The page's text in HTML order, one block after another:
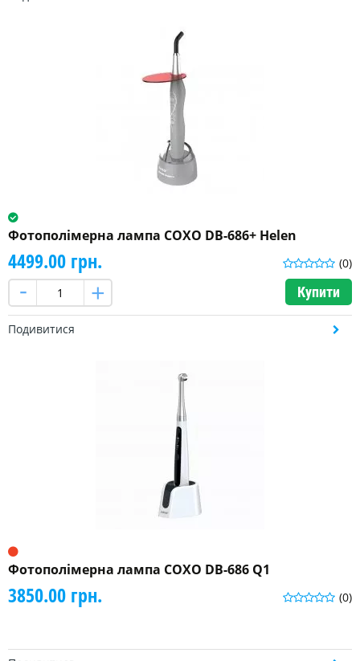
Фотополімерна лампа COXO DB-686+ Helen
(0)
4499.00 грн.
Купити
Подивитися
Фотополімерна лампа COXO DB-686 Q1
(0)
3850.00 грн.